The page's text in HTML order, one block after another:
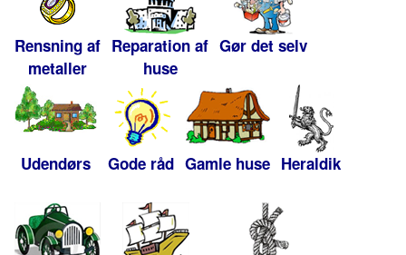
Rensning af
metaller
Reparation af
huse
Gør det selv
Udendørs Gode råd Gamle huse Heraldik